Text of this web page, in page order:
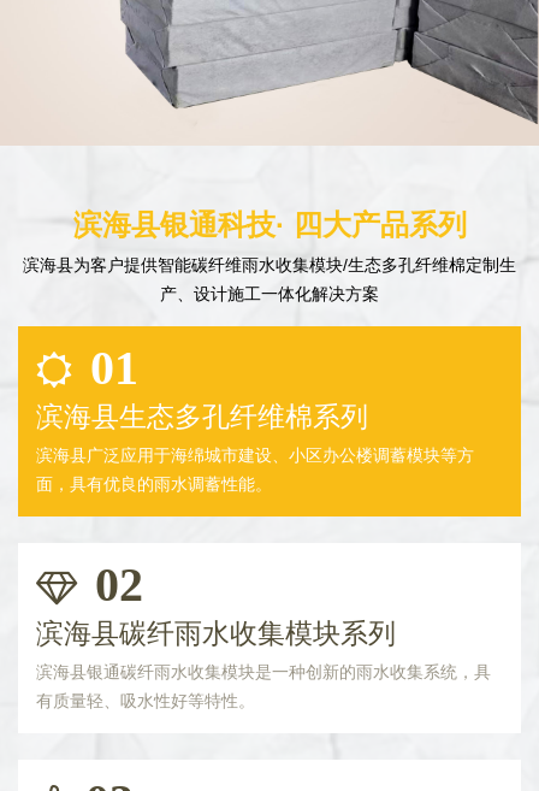
滨海县银通科技· 四大产品系列
滨海县为客户提供智能碳纤维雨水收集模块/生态多孔纤维棉定制生
产、设计施工一体化解决方案
01
滨海县生态多孔纤维棉系列
滨海县广泛应用于海绵城市建设、小区办公楼调蓄模块等方
面，具有优良的雨水调蓄性能。
02
滨海县碳纤雨水收集模块系列
滨海县银通碳纤雨水收集模块是一种创新的雨水收集系统，具
有质量轻、吸水性好等特性。